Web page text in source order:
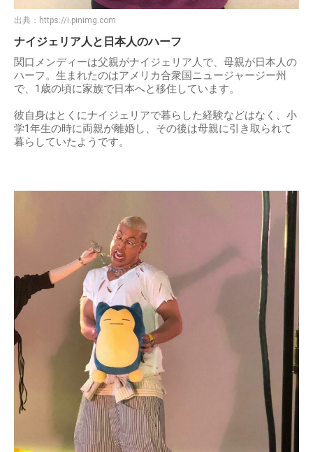
出典： https://i.pinimg.com
ナイジェリア人と日本人のハーフ
関口メンディーは父親がナイジェリア人で、母親が日本人の
ハーフ。生まれたのはアメリカ合衆国ニュージャージー州
で、1歳の頃に家族で日本へと移住しています。
彼自身はとくにナイジェリアで暮らした経験などはなく、小
学1年生の時に両親が離婚し、その後は母親に引き取られて
暮らしていたようです。